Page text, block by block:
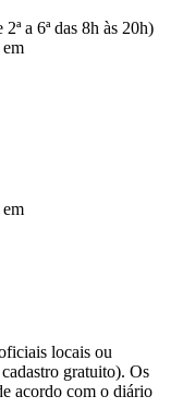
a 6ª das 8h às 20h)
locais ou
gratuito). Os
acordo com o diário